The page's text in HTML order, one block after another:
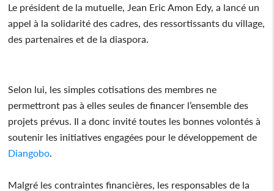
Le président de la mutuelle, Jean Eric Amon Edy, a lancé un
appel à la solidarité des cadres, des ressortissants du village,
des partenaires et de la diaspora.
Selon lui, les simples cotisations des membres ne
permettront pas à elles seules de financer l’ensemble des
projets prévus. Il a donc invité toutes les bonnes volontés à
soutenir les initiatives engagées pour le développement de
Diangobo
Malgré les contraintes financières, les responsables de la